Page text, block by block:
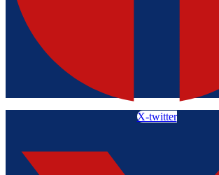
X-twitter